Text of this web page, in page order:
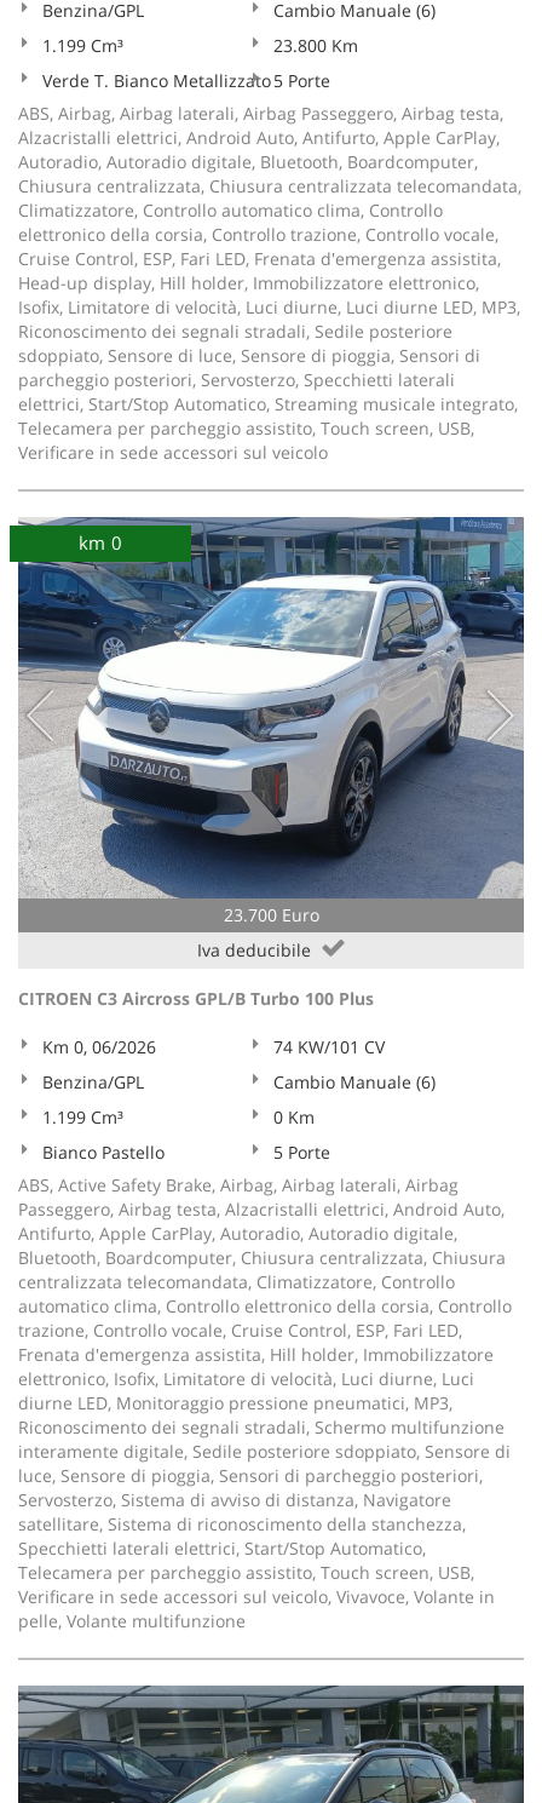
Benzina/GPL
Cambio Manuale (6)
1.199 Cm³
23.800 Km
Verde T. Bianco Metallizzato5 Porte
ABS, Airbag, Airbag laterali, Airbag Passeggero, Airbag testa,
Alzacristalli elettrici, Android Auto, Antifurto, Apple CarPlay,
Autoradio, Autoradio digitale, Bluetooth, Boardcomputer,
Chiusura centralizzata, Chiusura centralizzata telecomandata,
Climatizzatore, Controllo automatico clima, Controllo
elettronico della corsia, Controllo trazione, Controllo vocale,
Cruise Control, ESP, Fari LED, Frenata d'emergenza assistita,
Head-up display, Hill holder, Immobilizzatore elettronico,
Isofix, Limitatore di velocità, Luci diurne, Luci diurne LED, MP3,
Riconoscimento dei segnali stradali, Sedile posteriore
sdoppiato, Sensore di luce, Sensore di pioggia, Sensori di
parcheggio posteriori, Servosterzo, Specchietti laterali
elettrici, Start/Stop Automatico, Streaming musicale integrato,
Telecamera per parcheggio assistito, Touch screen, USB,
Verificare in sede accessori sul veicolo
23.700 Euro
Iva deducibile
km 0
CITROEN C3 Aircross GPL/B Turbo 100 Plus
Km 0, 06/2026
74 KW/101 CV
Benzina/GPL
Cambio Manuale (6)
1.199 Cm³
0 Km
Bianco Pastello
5 Porte
ABS, Active Safety Brake, Airbag, Airbag laterali, Airbag
Passeggero, Airbag testa, Alzacristalli elettrici, Android Auto,
Antifurto, Apple CarPlay, Autoradio, Autoradio digitale,
Bluetooth, Boardcomputer, Chiusura centralizzata, Chiusura
centralizzata telecomandata, Climatizzatore, Controllo
automatico clima, Controllo elettronico della corsia, Controllo
trazione, Controllo vocale, Cruise Control, ESP, Fari LED,
Frenata d'emergenza assistita, Hill holder, Immobilizzatore
elettronico, Isofix, Limitatore di velocità, Luci diurne, Luci
diurne LED, Monitoraggio pressione pneumatici, MP3,
Riconoscimento dei segnali stradali, Schermo multifunzione
interamente digitale, Sedile posteriore sdoppiato, Sensore di
luce, Sensore di pioggia, Sensori di parcheggio posteriori,
Servosterzo, Sistema di avviso di distanza, Navigatore
satellitare, Sistema di riconoscimento della stanchezza,
Specchietti laterali elettrici, Start/Stop Automatico,
Telecamera per parcheggio assistito, Touch screen, USB,
Verificare in sede accessori sul veicolo, Vivavoce, Volante in
pelle, Volante multifunzione